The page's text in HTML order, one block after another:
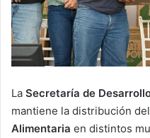
La Secretaría de
mantiene la distribución
Alimentaria en distintos